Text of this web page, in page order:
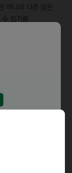
아니라 다른 많은
있기를
초안 작성 지원
니터링 및 요약